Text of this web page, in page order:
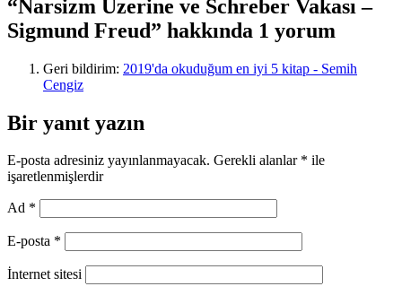
“Narsizm Üzerine ve Schreber Vakası –
Sigmund Freud” hakkında 1 yorum
Geri bildirim: 2019'da okuduğum en iyi 5 kitap - Semih
Cengiz
Bir yanıt yazın
E-posta adresiniz yayınlanmayacak. Gerekli alanlar * ile
işaretlenmişlerdir
Ad *
E-posta *
İnternet sitesi